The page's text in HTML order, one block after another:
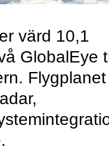
värd 10,1
GlobalEye